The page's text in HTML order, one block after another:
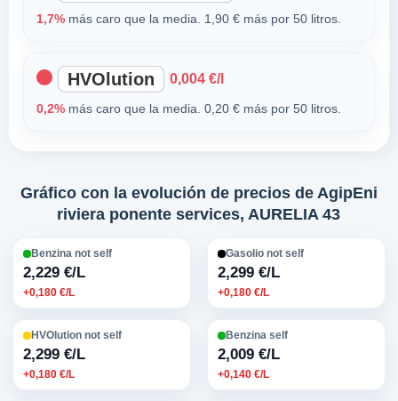
1,7%más caro que la media. 1,90 € más por 50 litros.
HVOlution 0,004 €/l
0,2%más caro que la media. 0,20 € más por 50 litros.
Gráfico con la evolución de precios de AgipEni
riviera ponente services, AURELIA 43
Benzina not self
2,229 €/L
+0,180 €/L
Gasolio not self
2,299 €/L
+0,180 €/L
HVOlution not self
2,299 €/L
+0,180 €/L
Benzina self
2,009 €/L
+0,140 €/L